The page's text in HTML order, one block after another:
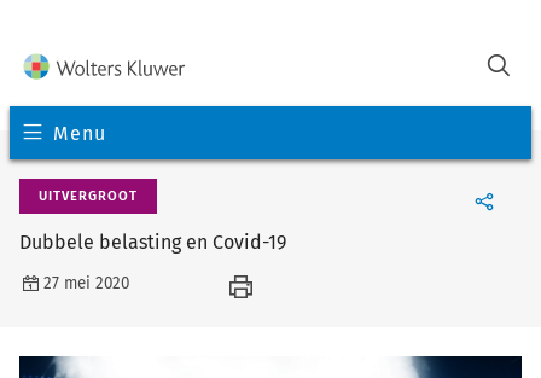
Menu
UITVERGROOT
Dubbele belasting en Covid-19
27 mei 2020